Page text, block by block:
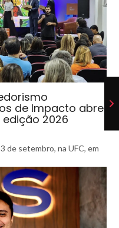
de Impacto abre
2026
de setembro, na UFC, em